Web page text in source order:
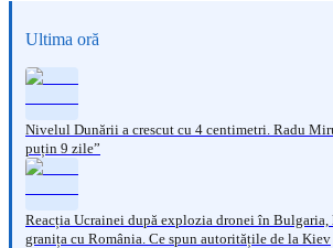
Ultima oră
Nivelul Dunării a crescut cu 4 centimetri. Radu
puțin 9 zile”
Reacția Ucrainei după explozia dronei în Bulgaria,
granița cu România. Ce spun autoritățile de la Kiev